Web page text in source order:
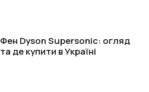
Фен Dyson Supersonic: огляд
та де купити в Україні